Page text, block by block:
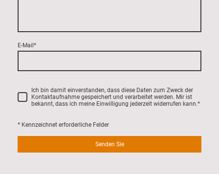
E-Mail *
Ich bin damit einverstanden, dass diese Daten zum Zweck der
Kontaktaufnahme gespeichert und verarbeitet werden. Mir ist
bekannt, dass ich meine Einwilligung jederzeit widerrufen kann.*
* Kennzeichnet erforderliche Felder
Senden Sie